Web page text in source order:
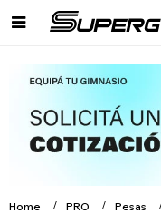

Home PRO Pesas